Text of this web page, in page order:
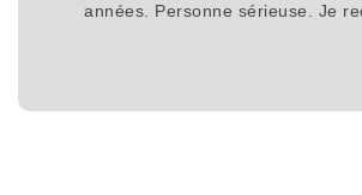
années. Personne sérieuse. Je